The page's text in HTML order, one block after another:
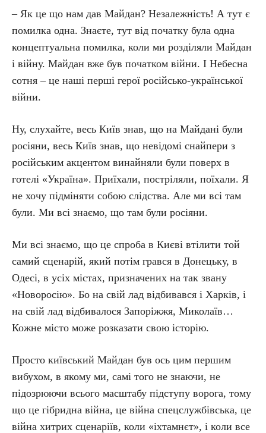
– Як це що нам дав Майдан? Незалежність! А тут є
помилка одна. Знаєте, тут від початку була одна
концептуальна помилка, коли ми розділяли Майдан
і війну. Майдан вже був початком війни. І Небесна
сотня – це наші перші герої російсько-української
війни.
Ну, слухайте, весь Київ знав, що на Майдані були
росіяни, весь Київ знав, що невідомі снайпери з
російським акцентом винайняли були поверх в
готелі «Україна». Приїхали, постріляли, поїхали. Я
не хочу підміняти собою слідства. Але ми всі там
були. Ми всі знаємо, що там були росіяни.
Ми всі знаємо, що це спроба в Києві втілити той
самий сценарій, який потім грався в Донецьку, в
Одесі, в усіх містах, призначених на так звану
«Новоросію». Бо на свій лад відбивався і Харків, і
на свій лад відбивалося Запоріжжя, Миколаїв…
Кожне місто може розказати свою історію.
Просто київський Майдан був ось цим першим
вибухом, в якому ми, самі того не знаючи, не
підозрюючи всього масштабу підступу ворога, тому
що це гібридна війна, це війна спецслужбівська, це
війна хитрих сценаріїв, коли «іхтамнєт», і коли все